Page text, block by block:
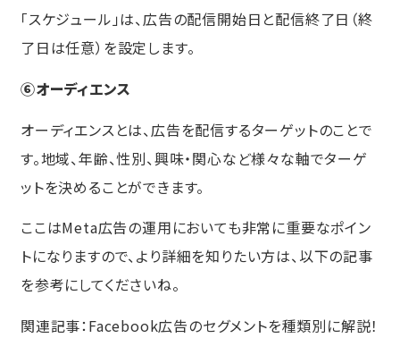
「スケジュール」は、広告の配信開始日と配信終了日（終
了日は任意）を設定します。
⑥オーディエンス
オーディエンスとは、広告を配信するターゲットのことで
す。地域、年齢、性別、興味・関心など様々な軸でターゲ
ットを決めることができます。
ここはMeta広告の運用においても非常に重要なポイン
トになりますので、より詳細を知りたい方は、以下の記事
を参考にしてくださいね。
関連記事：Facebook広告のセグメントを種類別に解説！